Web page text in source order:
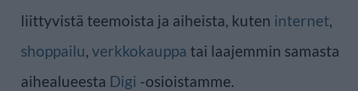
liittyvistä teemoista ja aiheista, kuten internet,
shoppailu, verkkokauppa tai laajemmin samasta
aihealueesta Digi -osioistamme.